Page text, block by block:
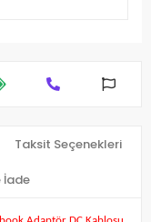
Taksit Seçenekleri
İade